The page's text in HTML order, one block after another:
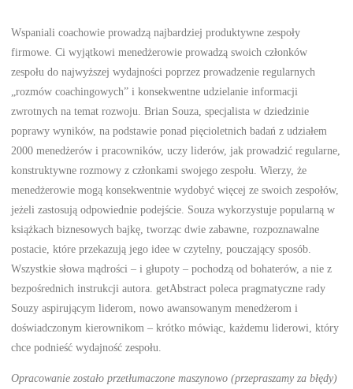
Wspaniali coachowie prowadzą najbardziej produktywne zespoły
firmowe. Ci wyjątkowi menedżerowie prowadzą swoich członków
zespołu do najwyższej wydajności poprzez prowadzenie regularnych
„rozmów coachingowych” i konsekwentne udzielanie informacji
zwrotnych na temat rozwoju. Brian Souza, specjalista w dziedzinie
poprawy wyników, na podstawie ponad pięcioletnich badań z udziałem
2000 menedżerów i pracowników, uczy liderów, jak prowadzić regularne,
konstruktywne rozmowy z członkami swojego zespołu. Wierzy, że
menedżerowie mogą konsekwentnie wydobyć więcej ze swoich zespołów,
jeżeli zastosują odpowiednie podejście. Souza wykorzystuje popularną w
książkach biznesowych bajkę, tworząc dwie zabawne, rozpoznawalne
postacie, które przekazują jego idee w czytelny, pouczający sposób.
Wszystkie słowa mądrości – i głupoty – pochodzą od bohaterów, a nie z
bezpośrednich instrukcji autora. getAbstract poleca pragmatyczne rady
Souzy aspirującym liderom, nowo awansowanym menedżerom i
doświadczonym kierownikom – krótko mówiąc, każdemu liderowi, który
chce podnieść wydajność zespołu.
Opracowanie zostało przetłumaczone maszynowo (przepraszamy za błędy)